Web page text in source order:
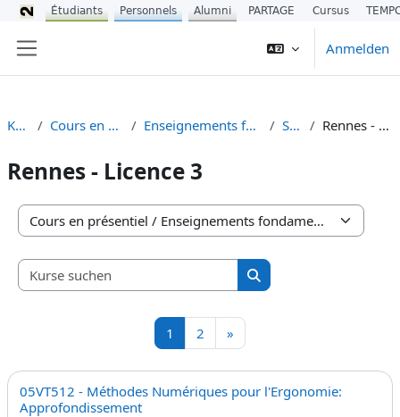
Anmelden
Kurse Cours en présentiel Enseignements fondamentaux STAPS Rennes - Licence 3
Rennes - Licence 3
Kursbereiche
Kurse suchen
Kurse suchen
1 Seite 1
2 Seite 2
»
05VT512 - Méthodes Numériques pour l'Ergonomie:
Approfondissement
Étudiants Personnels Alumni PARTAGE Cursus